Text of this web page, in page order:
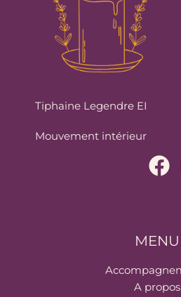
Tiphaine Legendre EI
Mouvement intérieur
MENU
A propos